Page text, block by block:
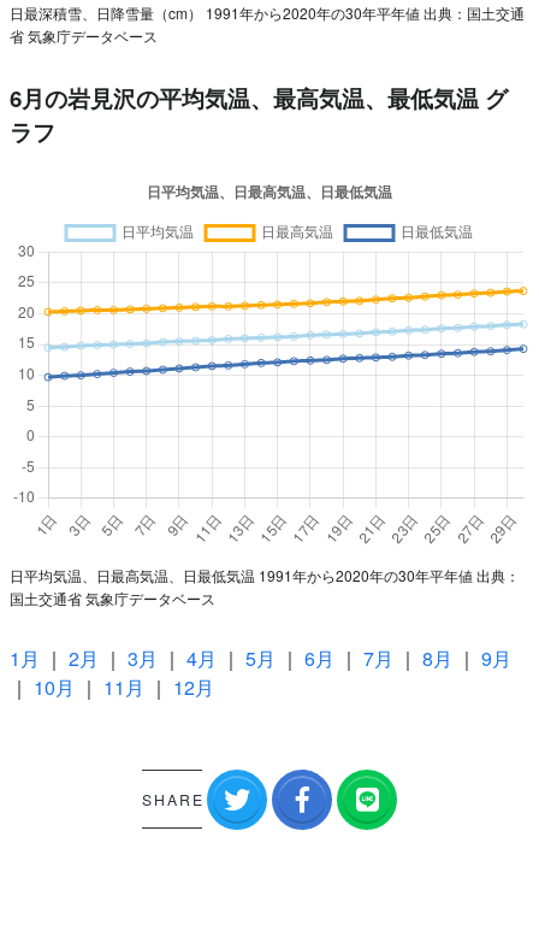
日最深積雪、日降雪量（cm） 1991年から2020年の30年平年値 出典：国土交通
省 気象庁データベース
6月の岩見沢の平均気温、最高気温、最低気温 グ
ラフ
日平均気温、日最高気温、日最低気温 1991年から2020年の30年平年値 出典：
国土交通省 気象庁データベース
1月 ｜ 2月 ｜ 3月 ｜ 4月 ｜ 5月 ｜ 6月 ｜ 7月 ｜ 8月 ｜ 9月
｜ 10月 ｜ 11月 ｜ 12月
SHARE